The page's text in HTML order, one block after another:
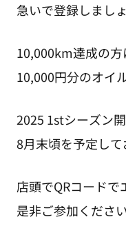
急いで登録しまし
10,000km達成の方
10,000円分のオイ
2025 1stシーズン
8月末頃を予定し
店頭でQRコード
是非ご参加くださ